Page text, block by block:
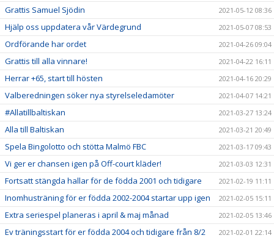
Grattis Samuel Sjödin 2021-05-12 08:36
Hjälp oss uppdatera vår Värdegrund 2021-05-07 08:53
Ordförande har ordet 2021-04-26 09:04
Grattis till alla vinnare! 2021-04-22 16:11
Herrar +65, start till hösten 2021-04-16 20:29
Valberedningen söker nya styrelseledamöter 2021-04-07 14:21
#Allatillbaltiskan 2021-03-27 13:24
Alla till Baltiskan 2021-03-21 20:49
Spela Bingolotto och stötta Malmö FBC 2021-03-17 09:43
Vi ger er chansen igen på Off-court kläder! 2021-03-03 12:31
Fortsatt stängda hallar för de födda 2001 och tidigare 2021-02-19 11:11
Inomhusträning för er födda 2002-2004 startar upp igen 2021-02-05 15:11
Extra seriespel planeras i april & maj månad 2021-02-05 13:46
Ev träningsstart för er födda 2004 och tidigare från 8/2 2021-02-01 22:14